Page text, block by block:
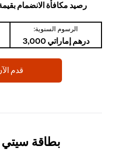
رصيد مكافأة الانضمام بقيمة 1500 درهمًا
الرسوم السنوية:
درهم إماراتي 3,000
قدم
بطاقة سيتي